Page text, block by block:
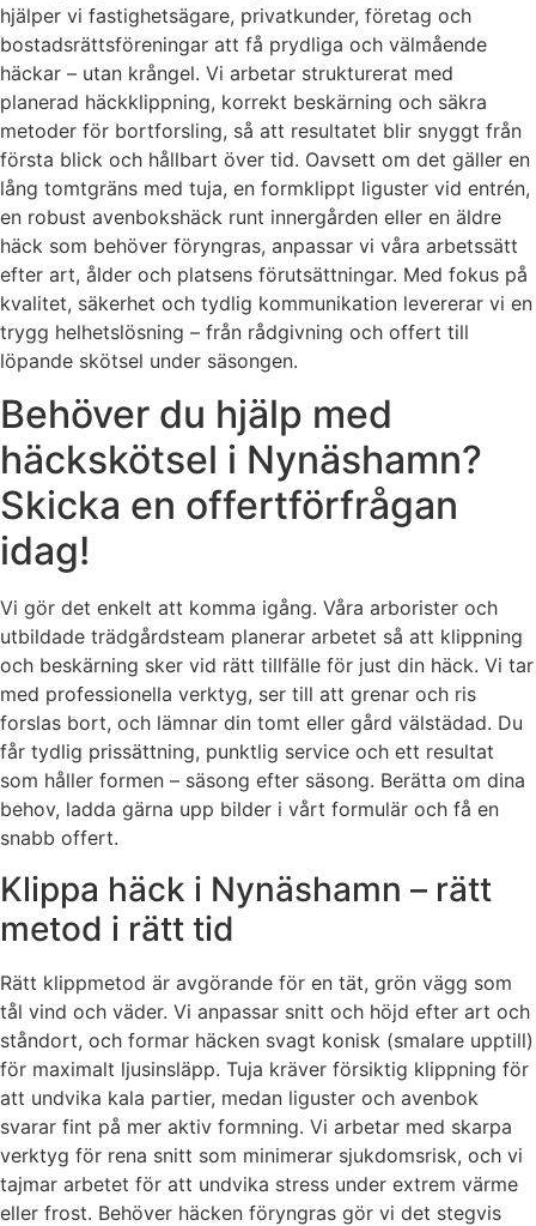
hjälper vi fastighetsägare, privatkunder, företag och
bostadsrättsföreningar att få prydliga och välmående
häckar – utan krångel. Vi arbetar strukturerat med
planerad häckklippning, korrekt beskärning och säkra
metoder för bortforsling, så att resultatet blir snyggt från
första blick och hållbart över tid. Oavsett om det gäller en
lång tomtgräns med tuja, en formklippt liguster vid entrén,
en robust avenbokshäck runt innergården eller en äldre
häck som behöver föryngras, anpassar vi våra arbetssätt
efter art, ålder och platsens förutsättningar. Med fokus på
kvalitet, säkerhet och tydlig kommunikation levererar vi en
trygg helhetslösning – från rådgivning och offert till
löpande skötsel under säsongen.
Behöver du hjälp med
häckskötsel i Nynäshamn?
Skicka en offertförfrågan
idag!
Vi gör det enkelt att komma igång. Våra arborister och
utbildade trädgårdsteam planerar arbetet så att klippning
och beskärning sker vid rätt tillfälle för just din häck. Vi tar
med professionella verktyg, ser till att grenar och ris
forslas bort, och lämnar din tomt eller gård välstädad. Du
får tydlig prissättning, punktlig service och ett resultat
som håller formen – säsong efter säsong. Berätta om dina
behov, ladda gärna upp bilder i vårt formulär och få en
snabb offert.
Klippa häck i Nynäshamn – rätt
metod i rätt tid
Rätt klippmetod är avgörande för en tät, grön vägg som
tål vind och väder. Vi anpassar snitt och höjd efter art och
ståndort, och formar häcken svagt konisk (smalare upptill)
för maximalt ljusinsläpp. Tuja kräver försiktig klippning för
att undvika kala partier, medan liguster och avenbok
svarar fint på mer aktiv formning. Vi arbetar med skarpa
verktyg för rena snitt som minimerar sjukdomsrisk, och vi
tajmar arbetet för att undvika stress under extrem värme
eller frost. Behöver häcken föryngras gör vi det stegvis